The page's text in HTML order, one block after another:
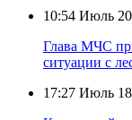
10:54 Июль
Глава МЧС
ситуации с
17:27 Июль